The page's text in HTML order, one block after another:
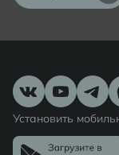
Установить